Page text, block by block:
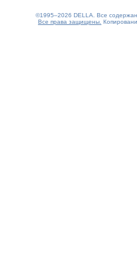
©1995–2026 DELLA. Все
Все права защищены.